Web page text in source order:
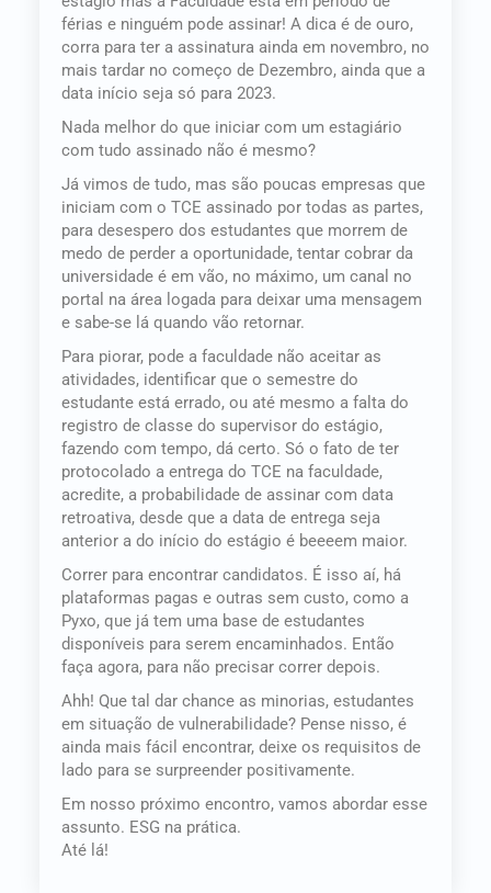
férias e ninguém pode assinar! A dica é de ouro,
corra para ter a assinatura ainda em novembro, no
mais tardar no começo de Dezembro, ainda que a
data início seja só para 2023.
Nada melhor do que iniciar com um estagiário
com tudo assinado não é mesmo?
Já vimos de tudo, mas são poucas empresas que
iniciam com o TCE assinado por todas as partes,
para desespero dos estudantes que morrem de
medo de perder a oportunidade, tentar cobrar da
universidade é em vão, no máximo, um canal no
portal na área logada para deixar uma mensagem
e sabe-se lá quando vão retornar.
Para piorar, pode a faculdade não aceitar as
atividades, identificar que o semestre do
estudante está errado, ou até mesmo a falta do
registro de classe do supervisor do estágio,
fazendo com tempo, dá certo. Só o fato de ter
protocolado a entrega do TCE na faculdade,
acredite, a probabilidade de assinar com data
retroativa, desde que a data de entrega seja
anterior a do início do estágio é beeeem maior.
Correr para encontrar candidatos. É isso aí, há
plataformas pagas e outras sem custo, como a
Pyxo, que já tem uma base de estudantes
disponíveis para serem encaminhados. Então
faça agora, para não precisar correr depois.
Ahh! Que tal dar chance as minorias, estudantes
em situação de vulnerabilidade? Pense nisso, é
ainda mais fácil encontrar, deixe os requisitos de
lado para se surpreender positivamente.
Em nosso próximo encontro, vamos abordar esse
assunto. ESG na prática.
Até lá!